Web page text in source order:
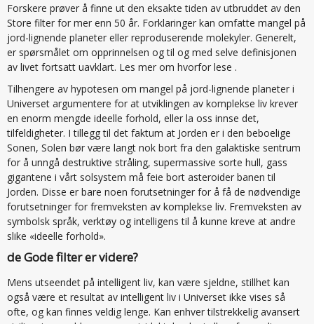
Forskere prøver å finne ut den eksakte tiden av utbruddet av den
Store filter for mer enn 50 år. Forklaringer kan omfatte mangel på
jord-lignende planeter eller reproduserende molekyler. Generelt,
er spørsmålet om opprinnelsen og til og med selve definisjonen
av livet fortsatt uavklart. Les mer om hvorfor lese .
Tilhengere av hypotesen om mangel på jord-lignende planeter i
Universet argumentere for at utviklingen av komplekse liv krever
en enorm mengde ideelle forhold, eller la oss innse det,
tilfeldigheter. I tillegg til det faktum at Jorden er i den beboelige
Sonen, Solen bør være langt nok bort fra den galaktiske sentrum
for å unngå destruktive stråling, supermassive sorte hull, gass
gigantene i vårt solsystem må feie bort asteroider banen til
Jorden. Disse er bare noen forutsetninger for å få de nødvendige
forutsetninger for fremveksten av komplekse liv. Fremveksten av
symbolsk språk, verktøy og intelligens til å kunne kreve at andre
slike «ideelle forhold».
de Gode filter er videre?
Mens utseendet på intelligent liv, kan være sjeldne, stillhet kan
også være et resultat av intelligent liv i Universet ikke vises så
ofte, og kan finnes veldig lenge. Kan enhver tilstrekkelig avansert